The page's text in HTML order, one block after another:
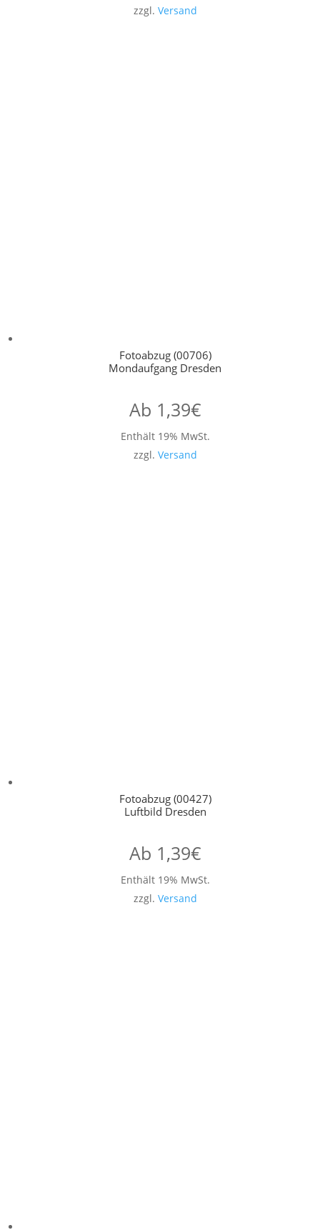
zzgl. Versand
Fotoabzug (00706)
Mondaufgang Dresden
Ab 1,39€
Enthält 19% MwSt.
zzgl. Versand
Fotoabzug (00427)
Luftbild Dresden
Ab 1,39€
Enthält 19% MwSt.
zzgl. Versand